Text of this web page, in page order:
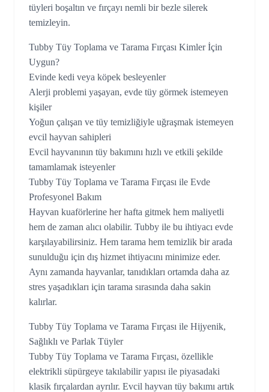
tüyleri boşaltın ve fırçayı nemli bir bezle silerek
temizleyin.
Tubby Tüy Toplama ve Tarama Fırçası Kimler İçin
Uygun?
Evinde kedi veya köpek besleyenler
Alerji problemi yaşayan, evde tüy görmek istemeyen
kişiler
Yoğun çalışan ve tüy temizliğiyle uğraşmak istemeyen
evcil hayvan sahipleri
Evcil hayvanının tüy bakımını hızlı ve etkili şekilde
tamamlamak isteyenler
Tubby Tüy Toplama ve Tarama Fırçası ile Evde
Profesyonel Bakım
Hayvan kuaförlerine her hafta gitmek hem maliyetli
hem de zaman alıcı olabilir. Tubby ile bu ihtiyacı evde
karşılayabilirsiniz. Hem tarama hem temizlik bir arada
sunulduğu için dış hizmet ihtiyacını minimize eder.
Aynı zamanda hayvanlar, tanıdıkları ortamda daha az
stres yaşadıkları için tarama sırasında daha sakin
kalırlar.
Tubby Tüy Toplama ve Tarama Fırçası ile Hijyenik,
Sağlıklı ve Parlak Tüyler
Tubby Tüy Toplama ve Tarama Fırçası, özellikle
elektrikli süpürgeye takılabilir yapısı ile piyasadaki
klasik fırçalardan ayrılır. Evcil hayvan tüy bakımı artık